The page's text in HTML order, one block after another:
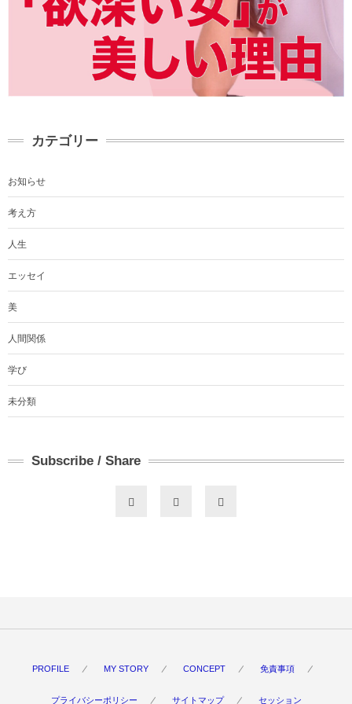
カテゴリー
お知らせ
考え方
人生
エッセイ
美
人間関係
学び
未分類
Subscribe / Share
PROFILE MY STORY CONCEPT 免責事項
プライバシーポリシー サイトマップ セッション